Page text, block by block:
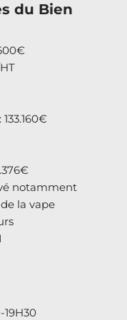
du Bien
notamment
la vape
19H30